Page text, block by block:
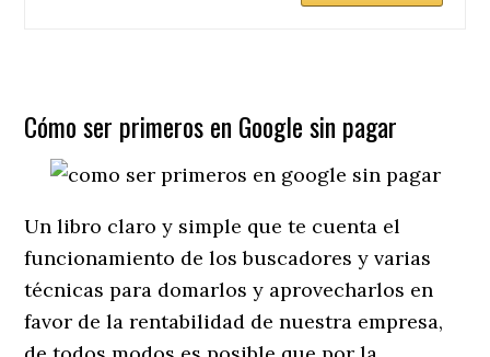
Cómo ser primeros en Google sin pagar
Un libro claro y simple que te cuenta el
funcionamiento de los buscadores y varias
técnicas para domarlos y aprovecharlos en
favor de la rentabilidad de nuestra empresa,